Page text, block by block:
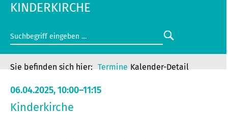
KINDERKIRCHE
Termine Kalender-Detail
06.04.2025, 10:00–11:15
Kinderkirche